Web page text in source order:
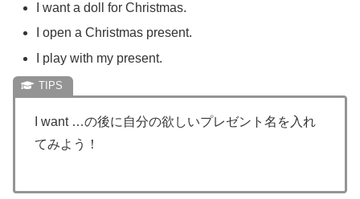
I want a doll for Christmas.
I open a Christmas present.
I play with my present.
I want …の後に自分の欲しいプレゼント名を入れ
てみよう！